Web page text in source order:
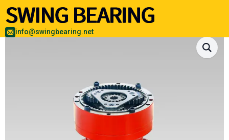
info@swingbearing.net